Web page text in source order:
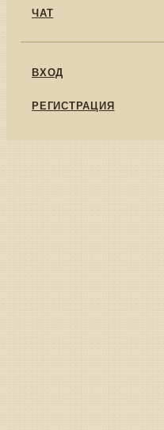
ЧАТ
ВХОД
РЕГИСТРАЦИЯ